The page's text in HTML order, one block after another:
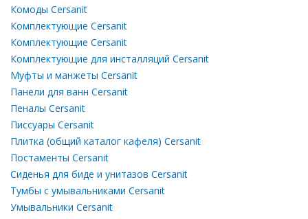
Комоды Cersanit
Комплектующие Cersanit
Комплектующие Cersanit
Комплектующие для инсталляций Cersanit
Муфты и манжеты Cersanit
Панели для ванн Cersanit
Пеналы Cersanit
Писсуары Cersanit
Плитка (общий каталог кафеля) Cersanit
Постаменты Cersanit
Сиденья для биде и унитазов Cersanit
Тумбы с умывальниками Cersanit
Умывальники Cersanit